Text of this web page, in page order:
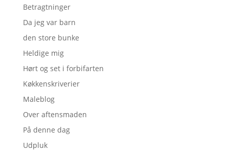
Betragtninger
Da jeg var barn
den store bunke
Heldige mig
Hørt og set i forbifarten
Køkkenskriverier
Maleblog
Over aftensmaden
På denne dag
Udpluk